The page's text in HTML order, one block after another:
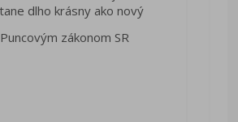
dlho krásny ako nový
zákonom SR